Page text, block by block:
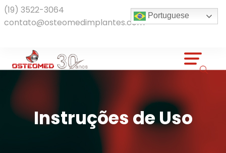
(19) 3522-3064
contato@osteomedimplantes.com
Instruções de Uso
Portuguese